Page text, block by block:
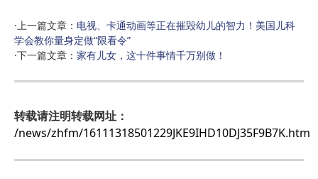
·上一篇文章： 电视、卡通动画等正在摧毁幼儿的智力！美国儿科
学会教你量身定做“限看令”
·下一篇文章： 家有儿女，这十件事情千万别做！
转载请注明转载网址：
/news/zhfm/16111318501229JKE9IHD10DJ35F9B7K.htm